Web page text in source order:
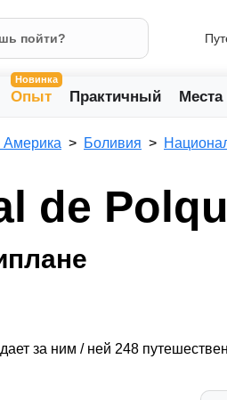
Новинка
Опыт Практичный Места
Боливия
de
за ним / ней 248